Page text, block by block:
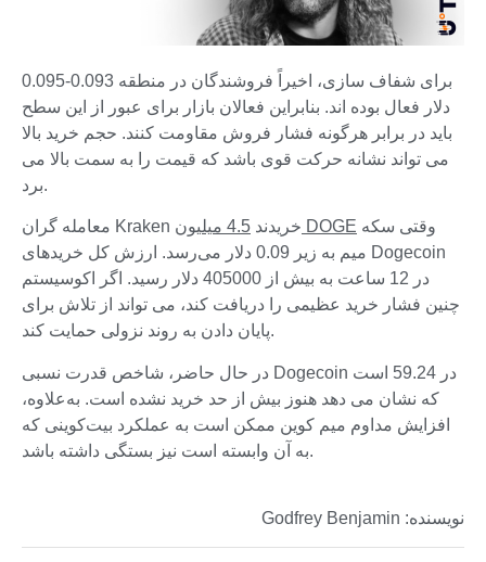
برای شفاف سازی، اخیراً فروشندگان در منطقه 0.093-0.095
دلار فعال بوده اند. بنابراین فعالان بازار برای عبور از این سطح
باید در برابر هرگونه فشار فروش مقاومت کنند. حجم خرید بالا
می تواند نشانه حرکت قوی باشد که قیمت را به سمت بالا می
برد.
معامله گران Kraken خریدند 4.5 میلیون DOGE
میم به زیر 0.09 دلار می‌رسد. ارزش کل خریدهای Dogecoin
در 12 ساعت به بیش از 405000 دلار رسید. اگر اکوسیستم
چنین فشار خرید عظیمی را دریافت کند، می تواند از تلاش برای
پایان دادن به روند نزولی حمایت کند.
در حال حاضر، شاخص قدرت نسبی Dogecoin در 59.24 است
که نشان می دهد هنوز بیش از حد خرید نشده است. به‌علاوه،
افزایش مداوم میم کوین ممکن است به عملکرد بیت‌کوینی که
به آن وابسته است نیز بستگی داشته باشد.
نویسنده: Godfrey Benjamin